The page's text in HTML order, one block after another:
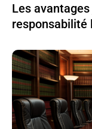
Les
responsabilité